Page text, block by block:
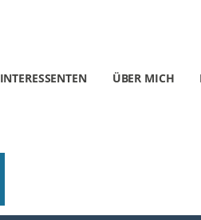
INTERESSENTEN ÜBER MICH